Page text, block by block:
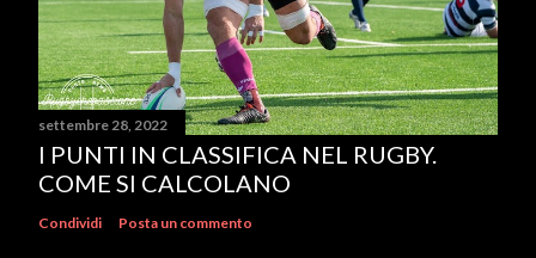
settembre 28, 2022
I PUNTI IN CLASSIFICA NEL RUGBY.
COME SI CALCOLANO
Condividi Posta un commento